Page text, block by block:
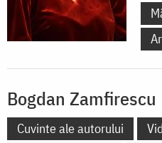
Bogdan Zamfirescu
Cuvinte ale autorului